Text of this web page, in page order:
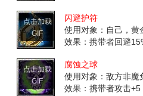
点击加载
GIF
闪避护符
使用对象：自己，黄
效果：携带者回避
点击加载
GIF
腐蚀之球
使用对象：敌方非魔
效果：携带者攻击